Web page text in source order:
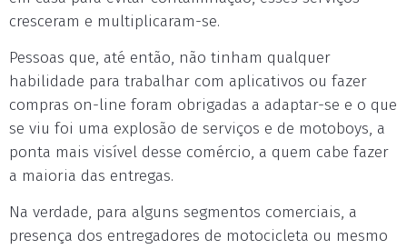
cresceram e multiplicaram-se.
Pessoas que, até então, não tinham qualquer
habilidade para trabalhar com aplicativos ou fazer
compras on-line foram obrigadas a adaptar-se e o que
se viu foi uma explosão de serviços e de motoboys, a
ponta mais visível desse comércio, a quem cabe fazer
a maioria das entregas.
Na verdade, para alguns segmentos comerciais, a
presença dos entregadores de motocicleta ou mesmo